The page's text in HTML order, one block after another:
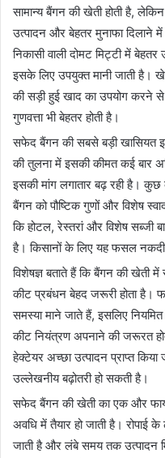
सामान्य बैंगन की खेती होती है,
उत्पादन और बेहतर मुनाफा
निकासी वाली दोमट मिट्टी में
इसके लिए उपयुक्त मानी जाती है। खेत
की सड़ी हुई खाद का उपयोग करने से
गुणवत्ता भी बेहतर होती है।
सफेद बैंगन की सबसे बड़ी खासियत
की तुलना में इसकी कीमत कई बार
इसकी मांग लगातार बढ़ रही है। कुछ
बैंगन को पौष्टिक गुणों और विशेष
कि होटल, रेस्तरां और विशेष सब्जी
है। किसानों के लिए यह फसल
विशेषज्ञ बताते हैं कि बैंगन की खेती
कीट प्रबंधन बेहद जरूरी होता
समस्या माने जाते हैं, इसलिए
कीट नियंत्रण अपनाने की जरूरत
हेक्टेयर अच्छा उत्पादन प्राप्त
उल्लेखनीय बढ़ोतरी हो सकती है।
सफेद बैंगन की खेती का एक और
अवधि में तैयार हो जाती है। रोपाई
जाती है और लंबे समय तक उत्पादन